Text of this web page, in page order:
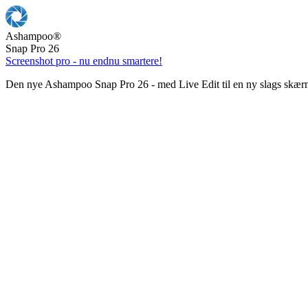
Ashampoo®
Snap Pro 26
Screenshot pro - nu endnu smartere!
Den nye Ashampoo Snap Pro 26 - med Live Edit til en ny slags